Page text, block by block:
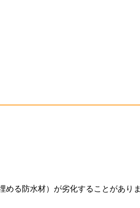
める防水材）が劣化することがありま